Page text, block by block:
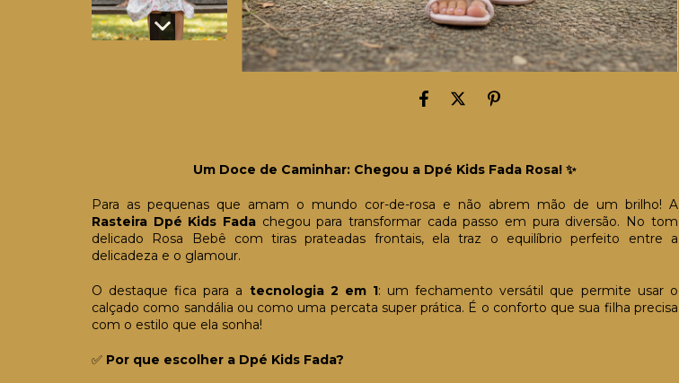
Um Doce de Caminhar: Chegou a Dpé Kids Fada Rosa! ✨
Para as pequenas que amam o mundo cor-de-rosa e não abrem mão de um brilho! A
Rasteira Dpé Kids Fada chegou para transformar cada passo em pura diversão. No tom
delicado Rosa Bebê com tiras prateadas frontais, ela traz o equilíbrio perfeito entre a
delicadeza e o glamour.
O destaque fica para a tecnologia 2 em 1: um fechamento versátil que permite usar o
calçado como sandália ou como uma percata super prática. É o conforto que sua filha precisa
com o estilo que ela sonha!
✅ Por que escolher a Dpé Kids Fada?